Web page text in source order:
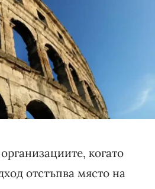
когато
отстъпва място на